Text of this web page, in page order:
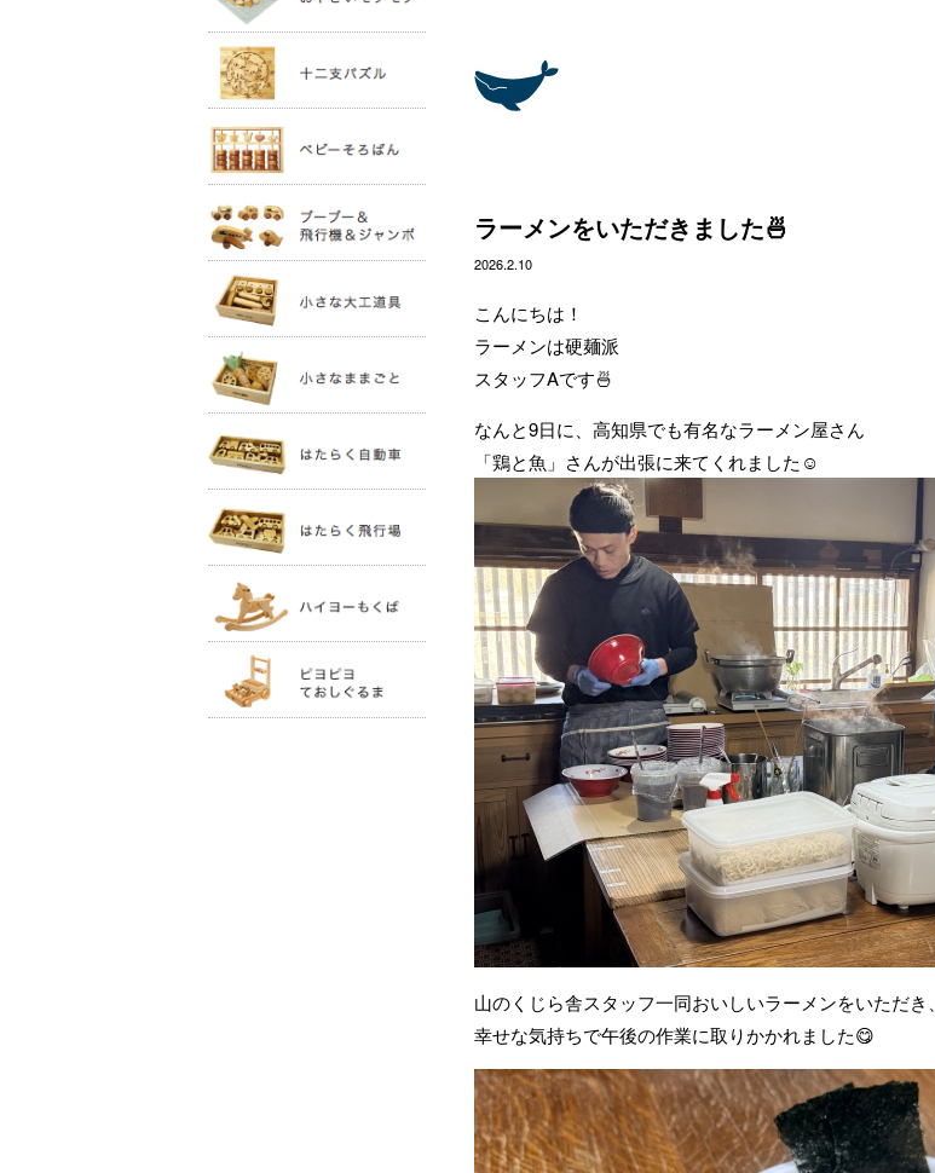
ラーメンをいただきました🍜
2026.2.10
こんにちは！
ラーメンは硬麺派
スタッフAです🍜
なんと9日に、高知県でも有名なラーメン屋さん
「鶏と魚」さんが出張に来てくれました☺
山のくじら舎スタッフ一同おいしいラーメンをいただき、
幸せな気持ちで午後の作業に取りかかれました😋